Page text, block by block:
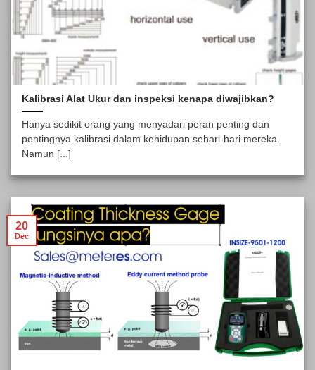
Kalibrasi Alat Ukur dan inspeksi kenapa diwajibkan?
Hanya sedikit orang yang menyadari peran penting dan
pentingnya kalibrasi dalam kehidupan sehari-hari mereka.
Namun [...]
20
Dec